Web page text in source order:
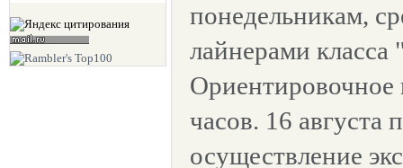
понедельникам,
лайнерами
Ориентировочное
часов. 16 августа
осуществление